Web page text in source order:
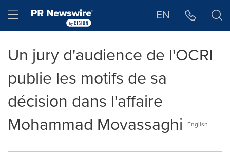
Hamburger menu EN
Un jury d'audience de l'OCRI
publie les motifs de sa
décision dans l'affaire
Mohammad Movassaghi
English